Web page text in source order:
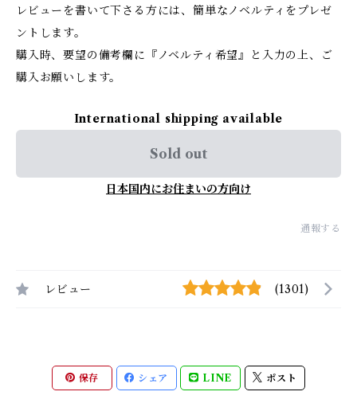
レビューを書いて下さる方には、簡単なノベルティをプレゼ
ントします。
購入時、要望の備考欄に『ノベルティ希望』と入力の上、ご
購入お願いします。
International shipping available
Sold out
日本国内にお住まいの方向け
通報する
レビュー (1301)
保存 シェア LINE ポスト